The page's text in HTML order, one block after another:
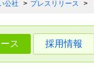
公社 プレスリリース
ス 採用情報